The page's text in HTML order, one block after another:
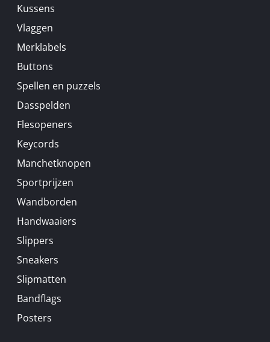
Kussens
Vlaggen
Merklabels
Buttons
Spellen en puzzels
Dasspelden
Flesopeners
Keycords
Manchetknopen
Sportprijzen
Wandborden
Handwaaiers
Slippers
Sneakers
Slipmatten
Bandflags
Posters